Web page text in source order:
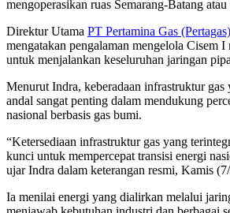
mengoperasikan ruas Semarang-Batang
Direktur Utama PT Pertamina Gas (Pertagas)
mengatakan pengalaman mengelola Cisem
untuk menjalankan keseluruhan jaringan
Menurut Indra, keberadaan infrastruktur gas
andal sangat penting dalam mendukung
nasional berbasis gas bumi.
“Ketersediaan infrastruktur gas yang
kunci untuk mempercepat transisi energi
ujar Indra dalam keterangan resmi, Kamis
Ia menilai energi yang dialirkan melalui